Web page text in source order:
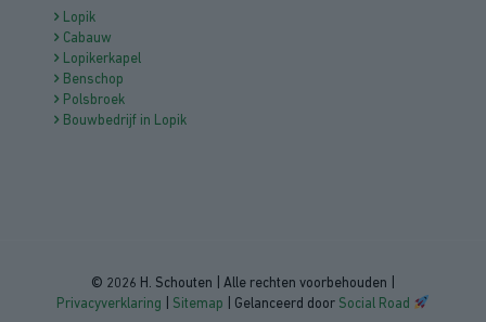
Lopik
Cabauw
Lopikerkapel
Benschop
Polsbroek
Bouwbedrijf in Lopik
© 2026 H. Schouten | Alle rechten voorbehouden |
Privacyverklaring
Sitemap | Gelanceerd door Social Road